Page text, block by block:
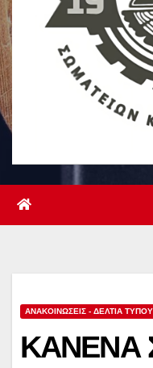
ΑΝΑΚΟΙΝΏΣΕΙΣ - ΔΕΛΤΊΑ ΤΎΠΟΥ
ΚΑΝΕΝΑ